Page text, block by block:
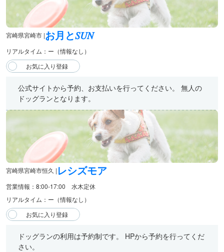
宮崎県宮崎市 |お月と𝑆𝑈𝑁
リアルタイム：ー（情報なし）
公式サイトから予約、お支払いを行ってください。 無人の
ドッグランとなります。
宮崎県宮崎市恒久 | レシズモア
営業情報：8:00-17:00 水木定休
リアルタイム：ー（情報なし）
ドッグランの利用は予約制です。 HPから予約を行ってくだ
さい。